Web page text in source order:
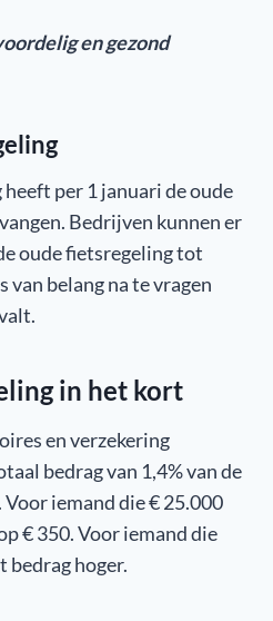
en gezond
per 1 januari de oude
Bedrijven kunnen er
oude fietsregeling tot
van belang na te vragen
in het kort
en verzekering
bedrag van 1,4% van de
iemand die € 25.000
€ 350. Voor iemand die
hoger.